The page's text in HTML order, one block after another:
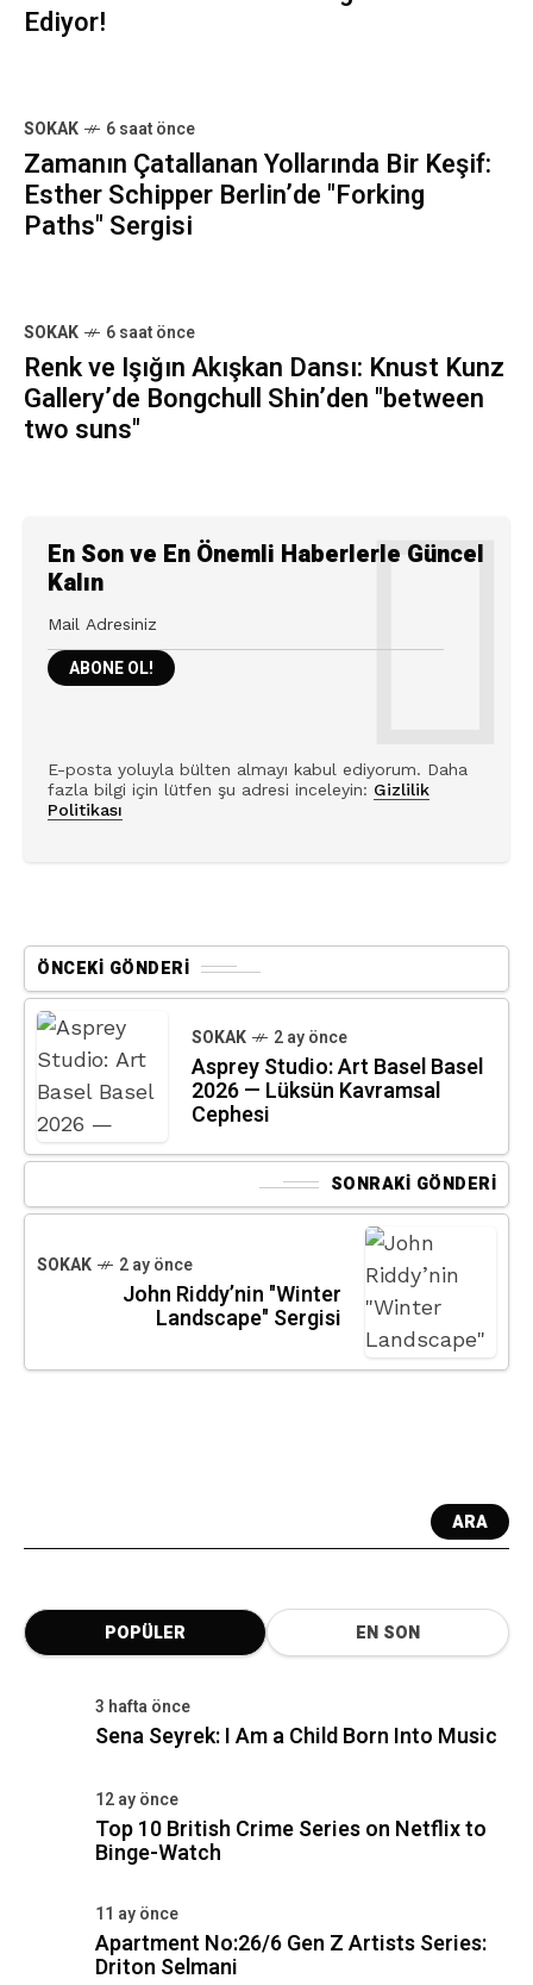
Ediyor!
SOKAK 6 saat önce
Zamanın Çatallanan Yollarında Bir Keşif:
Esther Schipper Berlin’de "Forking
Paths" Sergisi
SOKAK 6 saat önce
Renk ve Işığın Akışkan Dansı: Knust Kunz
Gallery’de Bongchull Shin’den "between
two suns"
En Son ve En Önemli Haberlerle Güncel
Kalın
E-posta yoluyla bülten almayı kabul ediyorum. Daha
fazla bilgi için lütfen şu adresi inceleyin: Gizlilik
Politikası
ÖNCEKI GÖNDERI
SOKAK 2 ay önce
Asprey Studio: Art Basel Basel
2026 — Lüksün Kavramsal
Cephesi
SONRAKI GÖNDERI
SOKAK 2 ay önce
John Riddy’nin "Winter
Landscape" Sergisi
ARA
POPÜLER EN SON
3 hafta önce
Sena Seyrek: I Am a Child Born Into Music
12 ay önce
Top 10 British Crime Series on Netflix to
Binge-Watch
11 ay önce
Apartment No:26/6 Gen Z Artists Series:
Driton Selmani